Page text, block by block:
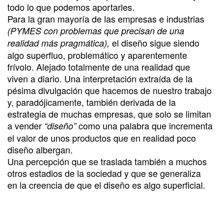
todo lo que podemos aportarles.
Para la gran mayoría de las empresas e industrias
(PYMES con problemas que precisan de una
realidad más pragmática), el diseño sigue siendo
algo superfluo, problemático y aparentemente
frívolo. Alejado totalmente de una realidad que
viven a diario. Una interpretación extraída de la
pésima divulgación que hacemos de nuestro trabajo
y, paradójicamente, también derivada de la
estrategia de muchas empresas, que solo se limitan
a vender “diseño”como una palabra que incrementa
el valor de unos productos que en realidad poco
diseño albergan.
Una percepción que se traslada también a muchos
otros estadios de la sociedad y que se generaliza
en la creencia de que el diseño es algo superficial.